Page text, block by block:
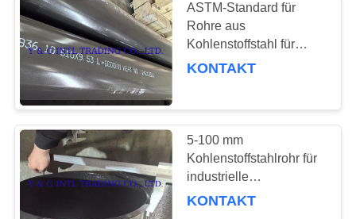
NACHRICHTEN
FÄLLE
Kupferlegierungsrohr
ASTM-Standard für
Rohre aus
Kohlenstoffstahl für
verschiedene
KONTAKT
5-100 mm
Kohlenstoffstahlrohr für
industrielle
Gasleitungen
KONTAKT